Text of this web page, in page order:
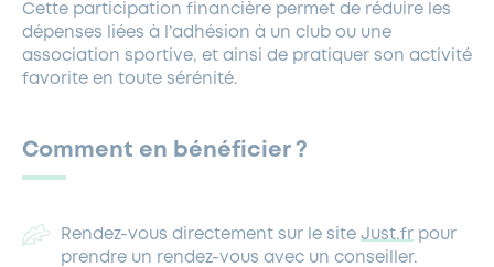
Cette participation financière permet de réduire les
dépenses liées à l’adhésion à un club ou une
association sportive, et ainsi de pratiquer son activité
favorite en toute sérénité.
Comment en bénéficier ?
Rendez-vous directement sur le site Just.fr pour
prendre un rendez-vous avec un conseiller.